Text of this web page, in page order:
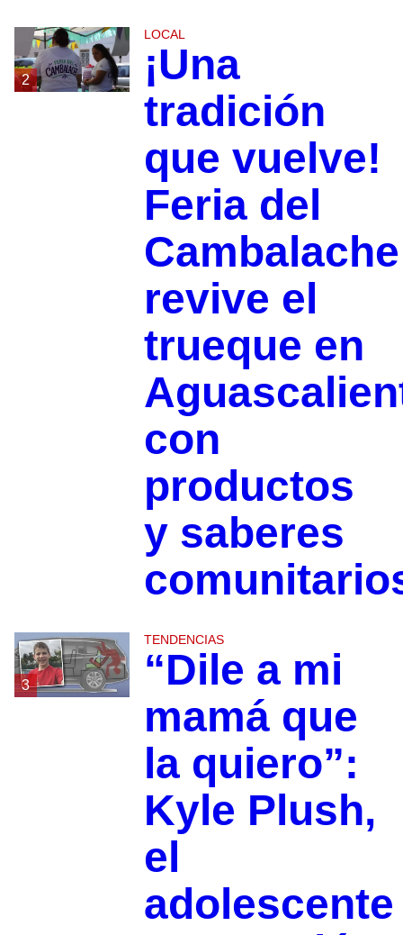
2
LOCAL
¡Una
tradición
que vuelve!
Feria del
Cambalache
revive el
trueque en
con
productos
y saberes
3
TENDENCIAS
“Dile a mi
mamá que
la quiero”:
Kyle Plush,
el
adolescente